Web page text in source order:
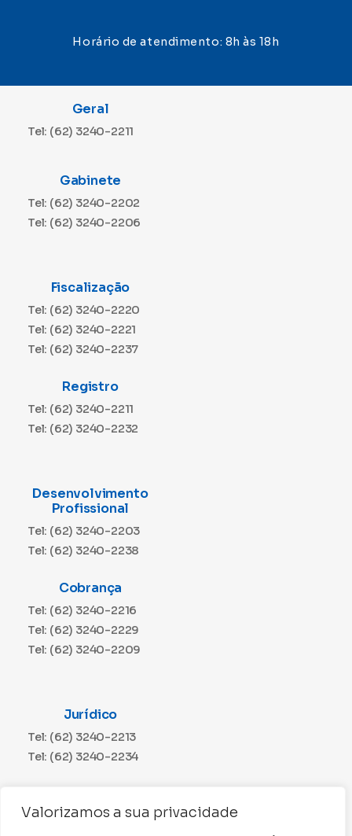
Valorizamos a sua privacidade
Horário de atendimento: 8h às 18h
Geral
Tel: (62) 3240-2211
Gabinete
Tel: (62) 3240-2202
Tel: (62) 3240-2206
Fiscalização
Tel: (62) 3240-2220
Tel: (62) 3240-2221
Tel: (62) 3240-2237
Registro
Tel: (62) 3240-2211
Tel: (62) 3240-2232
Desenvolvimento
Profissional
Tel: (62) 3240-2203
Tel: (62) 3240-2238
Cobrança
Tel: (62) 3240-2216
Tel: (62) 3240-2229
Tel: (62) 3240-2209
Jurídico
Tel: (62) 3240-2213
Tel: (62) 3240-2234
Tel: (62) 3240-2230